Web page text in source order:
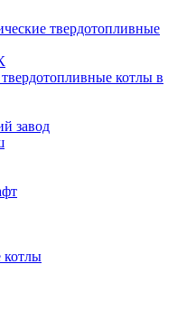
твердотопливные
котлы в
завод
котлы